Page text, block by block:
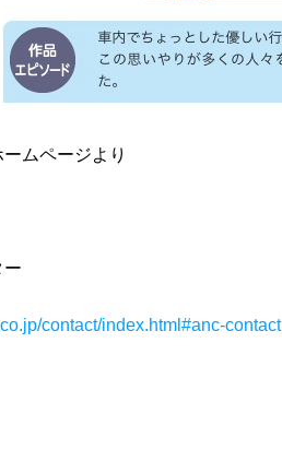
ムページより
ー
contact/index.html#anc-contact